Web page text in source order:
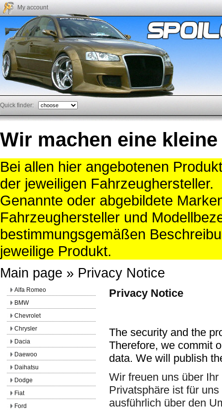
My account
Quick finder:
Wir machen eine kleine
Bei allen hier angebotenen
der jeweiligen Fahrzeughersteller.
Genannte oder abgebildete
Fahrzeughersteller und
bestimmungsgemäßen
jeweilige Produkt.
Main page » Privacy Notice
Privacy Notice
The security and the
Therefore, we commit
data. We will publish
Wir freuen uns über
Privatsphäre ist für
ausführlich über den
Alfa Romeo
BMW
Chevrolet
Chrysler
Dacia
Daewoo
Daihatsu
Dodge
Fiat
Ford